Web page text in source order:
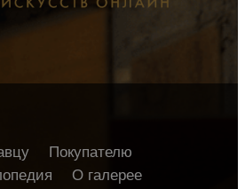
Покупателю
О галерее